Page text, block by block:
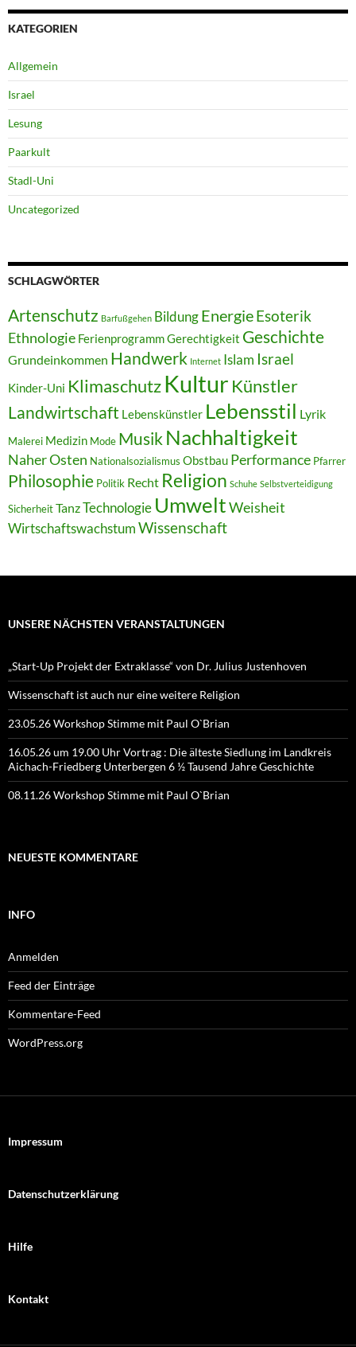
KATEGORIEN
Allgemein
Israel
Lesung
Paarkult
Stadl-Uni
Uncategorized
SCHLAGWÖRTER
Artenschutz Barfußgehen BildungEnergieEsoterik
Ethnologie FerienprogrammGerechtigkeit Geschichte
Grundeinkommen Handwerk Internet Islam Israel
Kinder-Uni KlimaschutzKultur Künstler
Landwirtschaft Lebenskünstler Lebensstil Lyrik
Malerei Medizin Mode MusikNachhaltigkeit
Naher Osten Nationalsozialismus Obstbau Performance Pfarrer
Philosophie Politik Recht Religion Schuhe Selbstverteidigung
SicherheitTanzTechnologie UmweltWeisheit
WirtschaftswachstumWissenschaft
UNSERE NÄCHSTEN VERANSTALTUNGEN
„Start-Up Projekt der Extraklasse“ von Dr. Julius Justenhoven
Wissenschaft ist auch nur eine weitere Religion
23.05.26 Workshop Stimme mit Paul O`Brian
16.05.26 um 19.00 Uhr Vortrag : Die älteste Siedlung im Landkreis
Aichach-Friedberg Unterbergen 6 ½ Tausend Jahre Geschichte
08.11.26 Workshop Stimme mit Paul O`Brian
NEUESTE KOMMENTARE
INFO
Anmelden
Feed der Einträge
Kommentare-Feed
WordPress.org
Impressum
Datenschutzerklärung
Hilfe
Kontakt